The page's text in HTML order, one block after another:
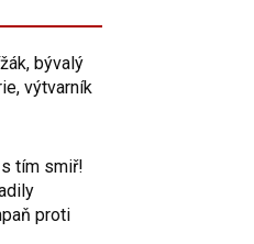
bývalý
výtvarník
tím smiř!
proti